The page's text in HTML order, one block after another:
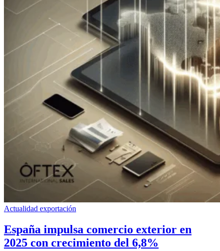
Actualidad exportación
España impulsa comercio exterior en
2025 con crecimiento del 6,8%